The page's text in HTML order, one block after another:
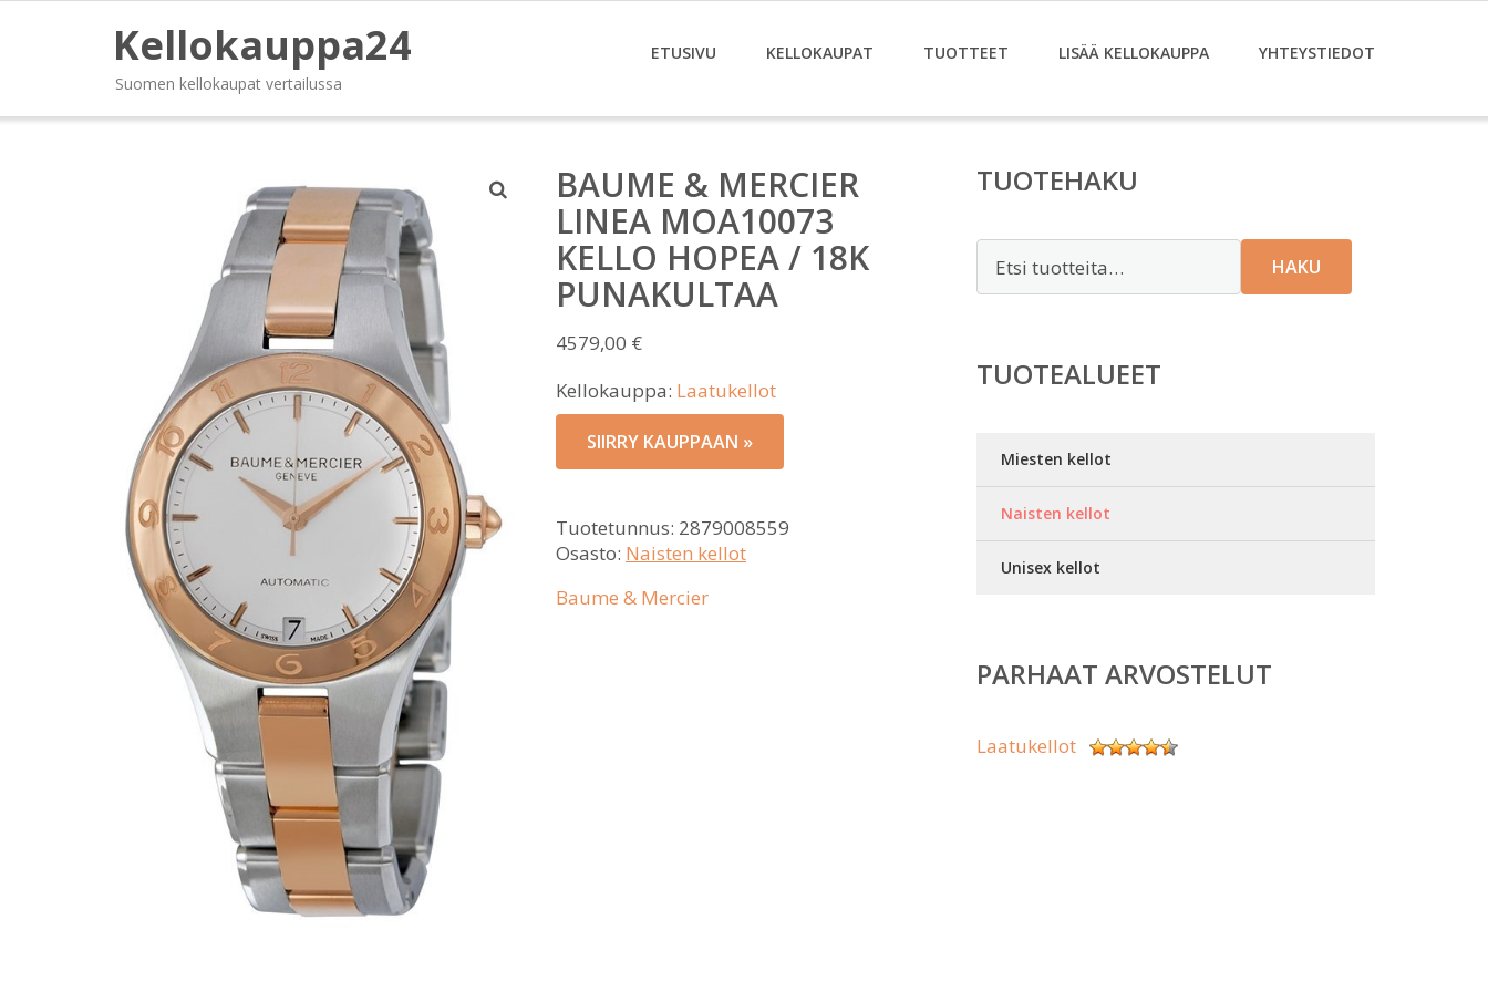
Kellokauppa24
Suomen kellokaupat vertailussa
ETUSIVU KELLOKAUPAT TUOTTEET LISÄÄ KELLOKAUPPA YHTEYSTIEDOT
BAUME & MERCIER
LINEA MOA10073
KELLO HOPEA / 18K
PUNAKULTAA
4579,00 €
Kellokauppa: Laatukellot
SIIRRY KAUPPAAN »
Tuotetunnus: 2879008559
Osasto: Naisten kellot
Baume & Mercier
TUOTEHAKU
HAKU
TUOTEALUEET
Miesten kellot
Naisten kellot
Unisex kellot
PARHAAT ARVOSTELUT
Laatukellot